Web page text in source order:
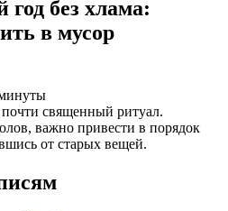
без хлама:
в мусор
священный ритуал.
важно привести в порядок
от старых вещей.